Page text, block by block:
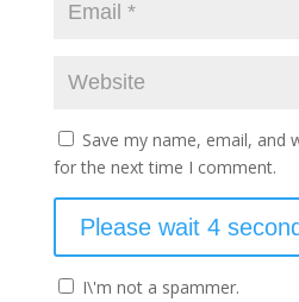
Save my name, email, and
for the next time I comment.
I\'m not a spammer.